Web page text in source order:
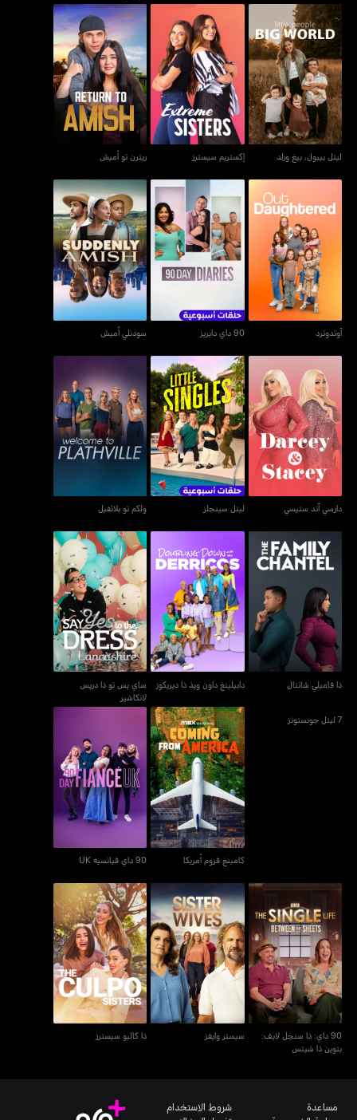
ليتل بيبول، بيغ ورلد
ليتل بيبول، بيغ ورلد
إكستريم سيسترز
إكستريم سيسترز
ريترن تو أميش
ريترن تو أميش
آوتدوترد
آوتدوترد
90 داي دايريز
90 داي دايريز
سودنلي أميش
سودنلي أميش
دارسي آند ستيسي
دارسي آند ستيسي
ليتل سينجلز
ليتل سينجلز
ولكم تو بلاثفيل
ولكم تو بلاثفيل
ذا فاميلي شانتال
ذا فاميلي شانتال
دابيلينغ داون ويذ ذا ديريكوز
دابيلينغ داون ويذ ذا ديريكوز
ساي يس تو ذا دريس
لانكاشير
ساي يس تو ذا دريس
لانكاشير
7 ليتل جونستونز
كامينغ فروم أمريكا
كامينغ فروم أمريكا
90 داي فيانسيه UK
90 داي فيانسيه UK
90 داي: ذا سنجل لايف:
بتوين ذا شيتس
90 داي: ذا سنجل لايف:
بتوين ذا شيتس
سيستر وايفز
سيستر وايفز
ذا كالبو سيسترز
ذا كالبو سيسترز
مساعدة
شروط الاستخدام